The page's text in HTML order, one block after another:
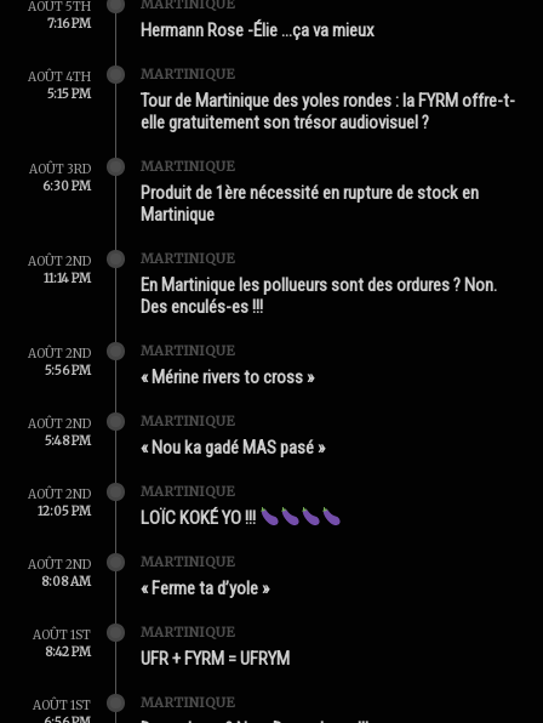
AOÛT 5TH
7:16 PM
Hermann Rose -Élie …ça va mieux
AOÛT 4TH
5:15 PM
MARTINIQUE
Tour de Martinique des yoles rondes : la FYRM offre-t-
elle gratuitement son trésor audiovisuel ?
AOÛT 3RD
6:30 PM
MARTINIQUE
Produit de 1ère nécessité en rupture de stock en
Martinique
AOÛT 2ND
11:14 PM
MARTINIQUE
En Martinique les pollueurs sont des ordures ? Non.
Des enculés-es !!!
AOÛT 2ND
5:56 PM
MARTINIQUE
« Mérine rivers to cross »
AOÛT 2ND
5:48 PM
MARTINIQUE
« Nou ka gadé MAS pasé »
AOÛT 2ND
12:05 PM
MARTINIQUE
LOÏC KOKÉ YO !!!
AOÛT 2ND
8:08 AM
MARTINIQUE
« Ferme ta d’yole »
AOÛT 1ST
8:42 PM
MARTINIQUE
UFR + FYRM = UFRYM
AOÛT 1ST
MARTINIQUE